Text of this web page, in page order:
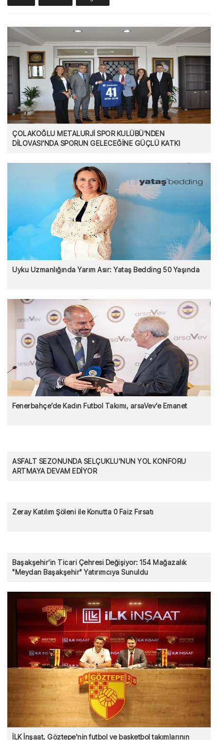
ÇOLAKOĞLU METALURJİ SPOR KULÜBÜ’NDEN
DİLOVASI’NDA SPORUN GELECEĞİNE GÜÇLÜ KATKI
Uyku Uzmanlığında Yarım Asır: Yataş Bedding 50 Yaşında
Fenerbahçe’de Kadın Futbol Takımı, arsaVev’e Emanet
ASFALT SEZONUNDA SELÇUKLU’NUN YOL KONFORU
ARTMAYA DEVAM EDİYOR
Zeray Katılım Şöleni ile Konutta 0 Faiz Fırsatı
Başakşehir’in Ticari Çehresi Değişiyor: 154 Mağazalık
"Meydan Başakşehir" Yatırımcıya Sunuldu
İLK İnşaat, Göztepe'nin futbol ve basketbol takımlarının